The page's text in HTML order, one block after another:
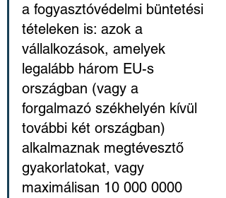
a fogyasztóvédelmi büntetési
tételeken is: azok a
vállalkozások, amelyek
legalább három EU-s
országban (vagy a
forgalmazó székhelyén kívül
további két országban)
alkalmaznak megtévesztő
gyakorlatokat, vagy
maximálisan 10 000 0000